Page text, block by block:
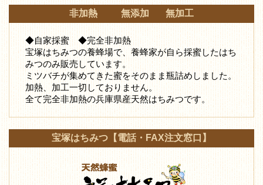
非加熱 無添加 無加工
◆自家採蜜 ◆完全非加熱
宝塚はちみつの養蜂場で、養蜂家が自ら採蜜したはち
みつのみ販売しています。
ミツバチが集めてきた蜜をそのまま瓶詰めしました。
加熱、加工一切しておりません。
全て完全非加熱の兵庫県産天然はちみつです。
宝塚はちみつ【電話・FAX注文窓口】